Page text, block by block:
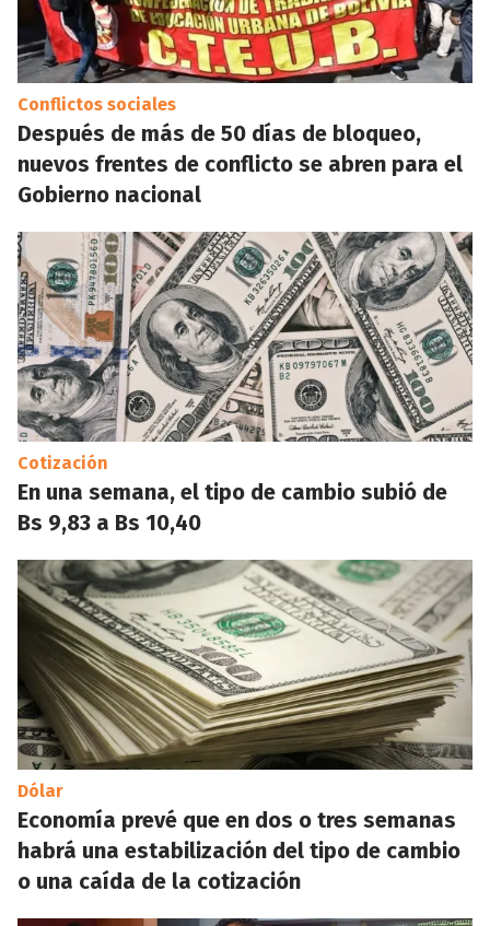
Conflictos sociales
Después de más de 50 días de bloqueo,
nuevos frentes de conflicto se abren para el
Gobierno nacional
Cotización
En una semana, el tipo de cambio subió de
Bs 9,83 a Bs 10,40
Dólar
Economía prevé que en dos o tres semanas
habrá una estabilización del tipo de cambio
o una caída de la cotización